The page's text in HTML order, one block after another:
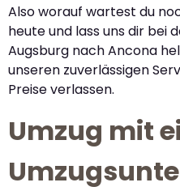
Also worauf wartest du
heute und lass uns dir bei
Augsburg nach Ancona
unseren zuverlässigen
Preise verlassen.
Umzug mit